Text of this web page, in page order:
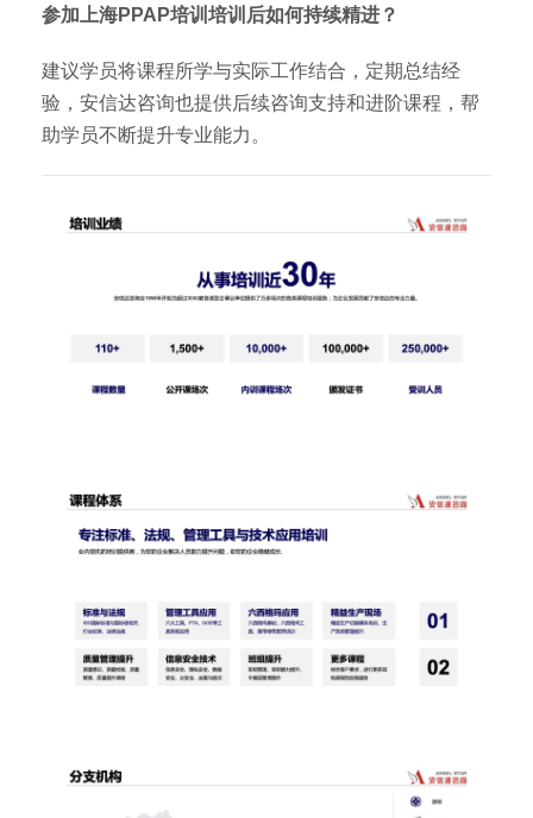
参加上海PPAP培训培训后如何持续精进？
建议学员将课程所学与实际工作结合，定期总结经
验，安信达咨询也提供后续咨询支持和进阶课程，帮
助学员不断提升专业能力。